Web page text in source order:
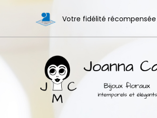
Votre fidélité récompensée